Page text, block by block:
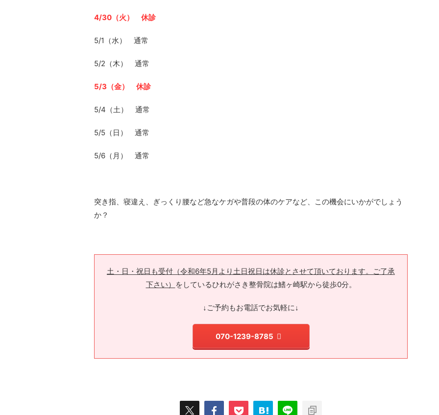
4/30（火） 休診
5/1（水） 通常
5/2（木） 通常
5/3（金） 休診
5/4（土） 通常
5/5（日） 通常
5/6（月） 通常
突き指、寝違え、ぎっくり腰など急なケガや普段の体のケアなど、この機会にいかがでしょう
か？
土・日・祝日も受付（令和6年5月より土日祝日は休診とさせて頂いております。ご了承
下さい） をしているひれがさき整骨院は鰭ヶ崎駅から徒歩0分。
↓ご予約もお電話でお気軽に↓
070-1239-8785